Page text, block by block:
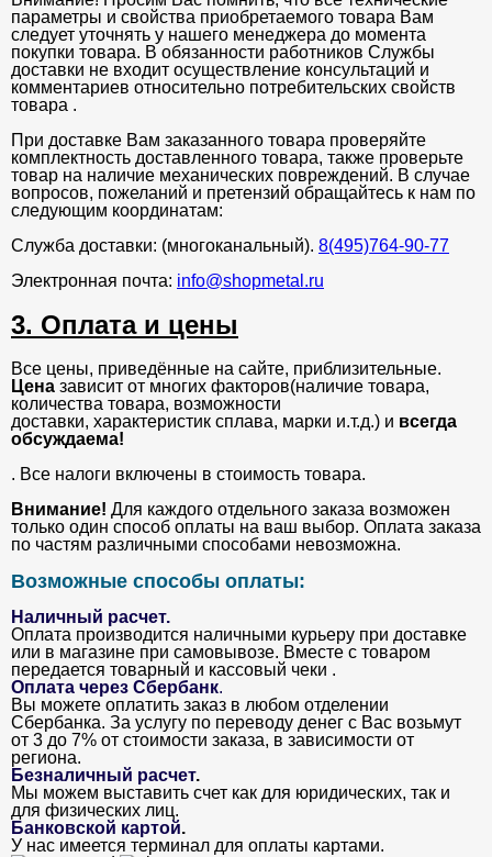
параметры и свойства приобретаемого товара Вам
следует уточнять у нашего менеджера до момента
покупки товара. В обязанности работников Службы
доставки не входит осуществление консультаций и
комментариев относительно потребительских свойств
товара .
При доставке Вам заказанного товара проверяйте
комплектность доставленного товара, также проверьте
товар на наличие механических повреждений. В случае
вопросов, пожеланий и претензий обращайтесь к нам по
следующим координатам:
Служба доставки: (многоканальный). 8(495)764-90-77
Электронная почта: info@shopmetal.ru
3. Оплата и цены
Все цены, приведённые на сайте, приблизительные.
Цена зависит от многих факторов(наличие товара,
количества товара, возможности
доставки, характеристик сплава, марки и.т.д.) и всегда
обсуждаема!
. Все налоги включены в стоимость товара.
Внимание! Для каждого отдельного заказа возможен
только один способ оплаты на ваш выбор. Оплата заказа
по частям различными способами невозможна.
Возможные способы оплаты:
Наличный расчет.
Оплата производится наличными курьеру при доставке
или в магазине при самовывозе. Вместе с товаром
передается товарный и кассовый чеки .
Оплата через Сбербанк.
Вы можете оплатить заказ в любом отделении
Сбербанка. За услугу по переводу денег с Вас возьмут
от 3 до 7% от стоимости заказа, в зависимости от
региона.
Безналичный расчет.
Мы можем выставить счет как для юридических, так и
для физических лиц.
Банковской картой.
У нас имеется терминал для оплаты картами.